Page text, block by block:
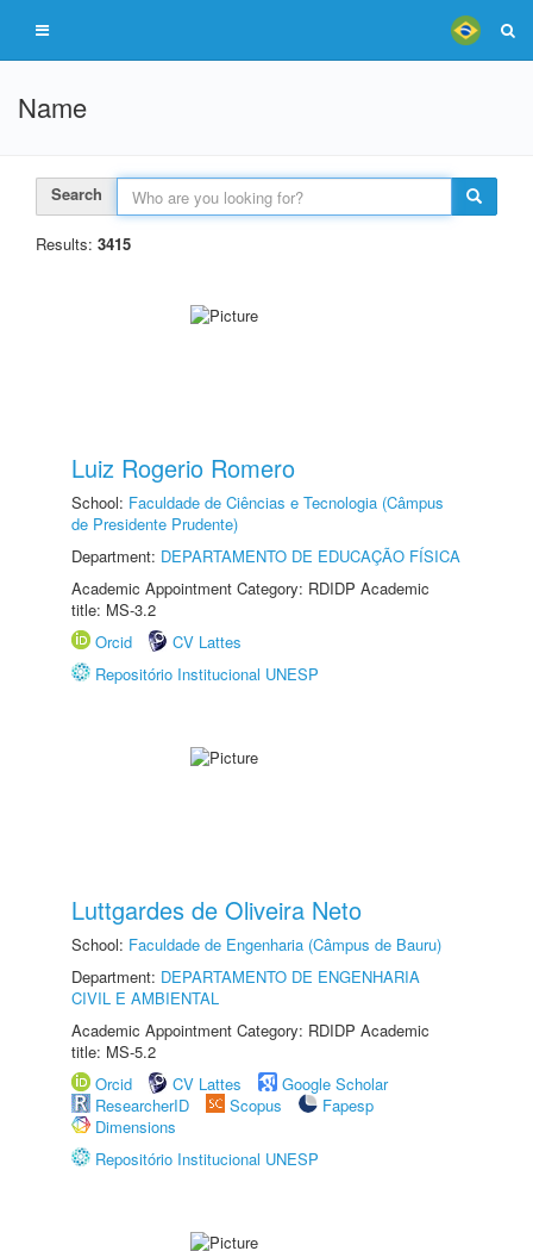
Name
Search
Results: 3415
Luiz Rogerio Romero
School: Faculdade de Ciências e Tecnologia (Câmpus
de Presidente Prudente)
Department: DEPARTAMENTO DE EDUCAÇÃO FÍSICA
Academic Appointment Category: RDIDP Academic
title: MS-3.2
Orcid
CV Lattes
Repositório Institucional UNESP
Luttgardes de Oliveira Neto
School: Faculdade de Engenharia (Câmpus de Bauru)
Department: DEPARTAMENTO DE ENGENHARIA
CIVIL E AMBIENTAL
Academic Appointment Category: RDIDP Academic
title: MS-5.2
Orcid
CV Lattes
Google Scholar
ResearcherID
Scopus
Fapesp
Dimensions
Repositório Institucional UNESP